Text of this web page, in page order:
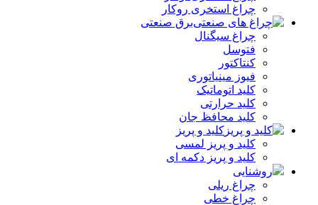
چراغ استخری روکار
برق صنعتی
چراغ سیگنال
فتوسل
کنتاکتور
فیوز مینیاتوری
کلید اتوماتیک
کلید حرارتی
کلید محافظ جان
کلید و پریز
کلید و پریز لمسی
کلید و پریز دکمه‌ ای
روشنایی
چراغ ریلی
چراغ خطی